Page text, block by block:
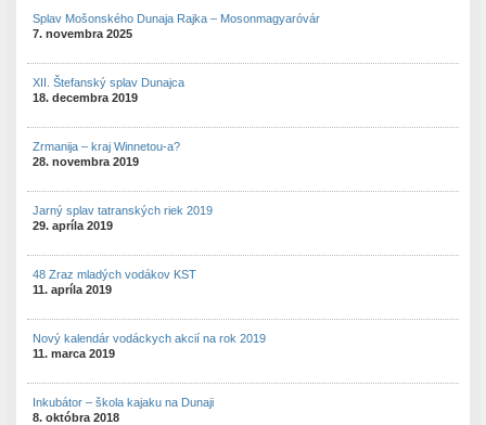
Splav Mošonského Dunaja Rajka – Mosonmagyaróvár
7. novembra 2025
XII. Štefanský splav Dunajca
18. decembra 2019
Zrmanija – kraj Winnetou-a?
28. novembra 2019
Jarný splav tatranských riek 2019
29. apríla 2019
48 Zraz mladých vodákov KST
11. apríla 2019
Nový kalendár vodáckych akcií na rok 2019
11. marca 2019
Inkubátor – škola kajaku na Dunaji
8. októbra 2018